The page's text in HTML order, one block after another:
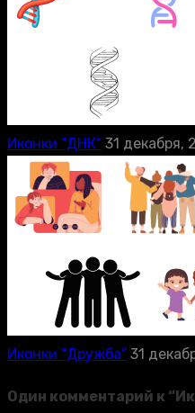
Иконки “ДНК” 31 декабря,
Иконки “Дружба” 31
Один комментарий к “